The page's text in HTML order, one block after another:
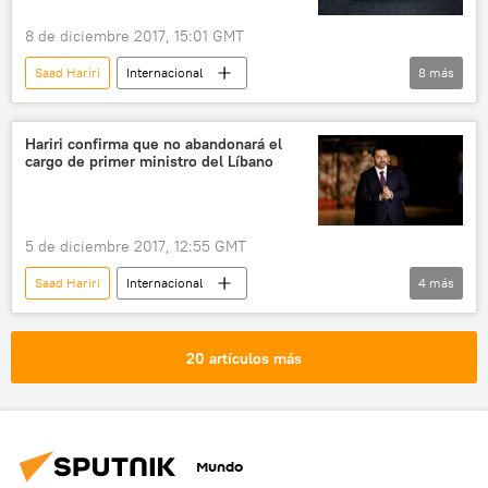
8 de diciembre 2017, 15:01 GMT
Saad Hariri
Internacional
🌍 Oriente Medio
Israel
Palestina
EEUU
refugiados
retorno
📰 Conflicto palestino-israelí
8 más
Hariri confirma que no abandonará el
cargo de primer ministro del Líbano
5 de diciembre 2017, 12:55 GMT
Saad Hariri
Internacional
🌍 Oriente Medio
Líbano
noticias
4 más
20 artículos más
Mundo